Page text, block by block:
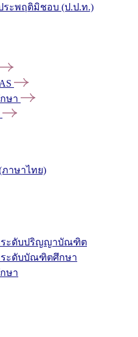
ระพฤติมิชอบ (ป.ป.ท.)
ษา
าษาไทย)
ระดับปริญญาบัณฑิต
ระดับบัณฑิตศึกษา
ษา